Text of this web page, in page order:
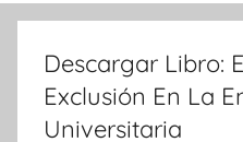
Descargar Libro:
Exclusión En La
Universitaria